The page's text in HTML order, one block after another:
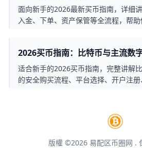
面向新手的2026最新买币指南，详细
入金、下单、资产保管等全流程，帮
2026买币指南：比特币与主流数
程
适合新手的2026买币指南，完整讲解
的安全购买流程、平台选择、开户注
版權 ©2026 易配区币圈网 .